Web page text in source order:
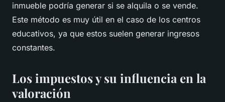
inmueble podría generar si se alquila o se vende.
Este método es muy útil en el caso de los centros
educativos, ya que estos suelen generar ingresos
constantes.
Los impuestos y su influencia en la
valoración